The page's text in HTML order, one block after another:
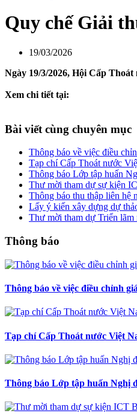
Quy chế Giải
19/03/2026
Ngày 19/3/2026, Hội Cấp
Xem chi tiết tại:
Bài viết cùng chuyên mục
Thông báo về việc điều
Tạp chí Cấp Thoát nước
Thông báo Lớp tập huấn
Thư mời tham dự sự kiện
Thông báo thu thập liên hệ
Lấy ý kiến xây dựng dự
Thư mời tham dự Triển
Thông báo
Thông báo về việc điều chỉnh
Tạp chí Cấp Thoát nước Việt
Thông báo Lớp tập huấn Nghị